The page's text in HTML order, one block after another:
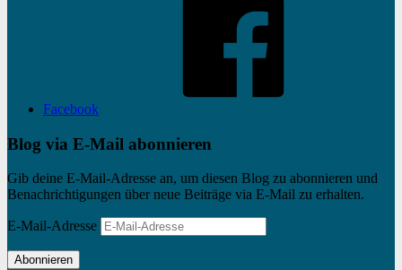
Facebook
Blog via E-Mail abonnieren
Gib deine E-Mail-Adresse an, um diesen Blog zu abonnieren und
Benachrichtigungen über neue Beiträge via E-Mail zu erhalten.
E-Mail-Adresse
Abonnieren